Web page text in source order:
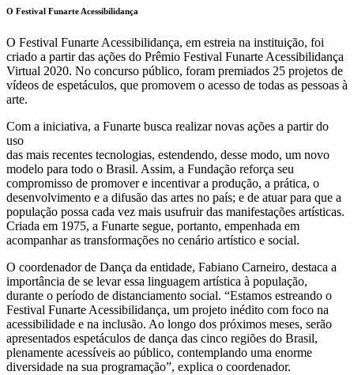
O Festival Funarte Acessibilidança
O Festival Funarte Acessibilidança, em estreia na instituição, foi
criado a partir das ações do Prêmio Festival Funarte Acessibilidança
Virtual 2020. No concurso público, foram premiados 25 projetos de
vídeos de espetáculos, que promovem o acesso de todas as pessoas à
arte.
Com a iniciativa, a Funarte busca realizar novas ações a partir do
uso
das mais recentes tecnologias, estendendo, desse modo, um novo
modelo para todo o Brasil. Assim, a Fundação reforça seu
compromisso de promover e incentivar a produção, a prática, o
desenvolvimento e a difusão das artes no país; e de atuar para que a
população possa cada vez mais usufruir das manifestações artísticas.
Criada em 1975, a Funarte segue, portanto, empenhada em
acompanhar as transformações no cenário artístico e social.
O coordenador de Dança da entidade, Fabiano Carneiro, destaca a
importância de se levar essa linguagem artística à população,
durante o período de distanciamento social. “Estamos estreando o
Festival Funarte Acessibilidança, um projeto inédito com foco na
acessibilidade e na inclusão. Ao longo dos próximos meses, serão
apresentados espetáculos de dança das cinco regiões do Brasil,
plenamente acessíveis ao público, contemplando uma enorme
diversidade na sua programação”, explica o coordenador.